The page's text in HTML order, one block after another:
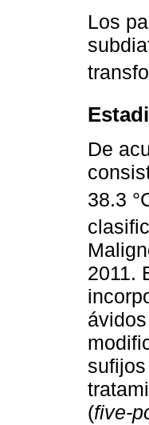
Los
De
38.3
2011.
(five-